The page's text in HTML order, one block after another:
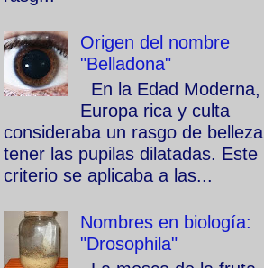
Origen del nombre
"Belladona"
En la Edad Moderna,
Europa rica y culta
consideraba un rasgo de
tener las pupilas dilatadas. Este
criterio se aplicaba a las...
Nombres en biología:
"Drosophila"